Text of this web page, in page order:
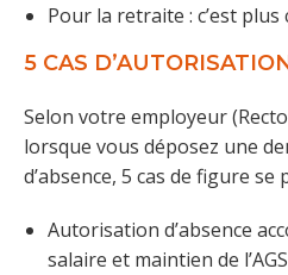
Pour la retraite : c’est
5 CAS
Selon votre employeur
lorsque vous déposez une
d’absence, 5 cas de figure se
Autorisation d’absence
salaire et maintien de l’AGS